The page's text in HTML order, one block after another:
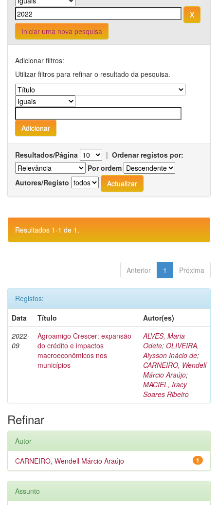
Iniciar uma nova pesquisa
Adicionar filtros:
Utilizar filtros para refinar o resultado da pesquisa.
Resultados/Página | Ordenar registos por:
Por ordem
Autores/Registo
Resultados 1-1 de 1.
Anterior 1 Próxima
Registos:
Data
Título
Autor(es)
2022-
09
Agroamigo Crescer: expansão
do crédito e impactos
macroeconômicos nos
municípios
ALVES, Maria
Odete; OLIVEIRA,
Alysson Inácio de;
CARNEIRO, Wendell
Márcio Araújo;
MACIEL, Iracy
Soares Ribeiro
Refinar
Autor
1
CARNEIRO, Wendell Márcio Araújo
Assunto